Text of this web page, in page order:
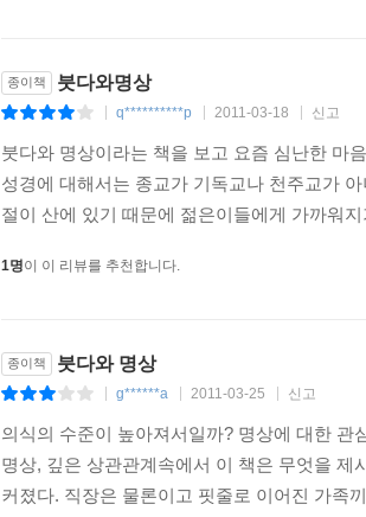
종이책 붓다와명상
q**********p 2011-03-18 신고
붓다와 명상이라는 책을 보고 요즘 심난한 마
성경에 대해서는 종교가 기독교나 천주교가
절이 산에 있기 때문에 젊은이들에게 가까워
1명이 이 리뷰를 추천합니다.
종이책 붓다와 명상
g******a 2011-03-25 신고
의식의 수준이 높아져서일까? 명상에 대한
명상, 깊은 상관관계속에서 이 책은 무엇을
커졌다. 직장은 물론이고 핏줄로 이어진 가족